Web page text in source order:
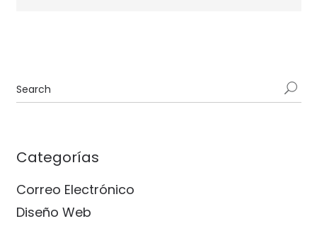
Categorías
Correo Electrónico
Diseño Web